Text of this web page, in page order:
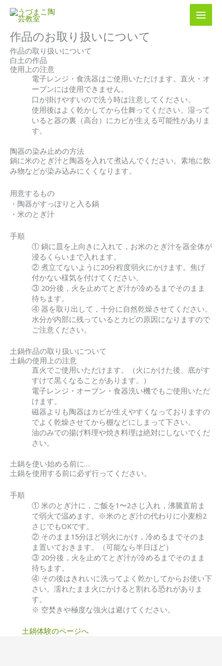
作品のお取り扱いについて
作品の取り扱いについて
白土の作品
使用上の注意
電子レンジ・食洗器はご使用いただけます。直火・オ
ーブンには使用できません。
口が掛けやすいので洗う時は注意してください。
使用後はよく乾かしてから仕舞ってください。湿って
いると器の裏（高台）にカビが生える可能性がありま
す。
陶器の染み止めの方法
鍋に米のとぎ汁と陶器を入れて煮込んでください。素地に飲
み物などが染み込みにくくなります。
用意するもの
・陶器がすっぽりと入る鍋
・米のとぎ汁
手順
① 鍋に皿を上向きに入れて，お米のとぎ汁を器全体が
浸るくらいまで入れます。
② 煮立てないように20分程度弱火にかけます。焦げ
付かない様気を付けてください。
③ 20分後，火を止めてとぎ汁が冷めるまでそのまま
待ちます。
④ 器を取り出して，十分に自然乾燥させてください。
水分が内部に残っているとカビの原因になりますので
ご注意ください。
土鍋作品の取り扱いについて
土鍋の使用上の注意
直火でご使用いただけます。（火にかけた後、底がす
すけて黒くなることがあります。）
電子レンジ・オーブン・食器洗い機でもご使用いただ
けます。
磁器よりも陶器はカビが生えやすくなっておりますの
でよく乾燥させてから棚などにしまって下さい。
油のみでの揚げ料理や焼き料理は絶対にしないでくだ
さい。
土鍋を使い始める前に…
土鍋を使用する前に必ず行ってください。
手順
① 米のとぎ汁に，ご飯を1〜2さじ入れ，沸騰直前ま
で弱火で温めます。※米のとぎ汁の代わりに小麦粉2
さじでもOKです。
② そのまま15分ほど弱火にかけ，冷めるまでそのま
ま置いておきます。（可能なら半日ほど）
③ 20分後，火を止めてとぎ汁が冷めるまでそのまま
待ちます。
④ その後はきれいに洗ってよく乾かしてからお使い下
さい。濡れたまま火にかけると割れる恐れがありま
す。
※ 空焚きや極度な強火は避けてください。
土鍋体験のページへ